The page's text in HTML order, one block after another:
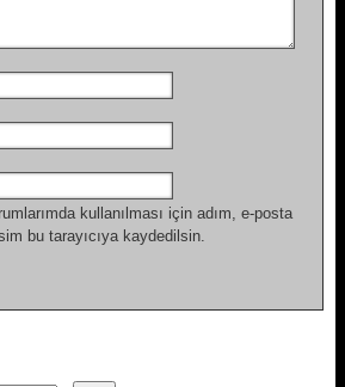
kullanılması için adım, e-posta
bu tarayıcıya kaydedilsin.